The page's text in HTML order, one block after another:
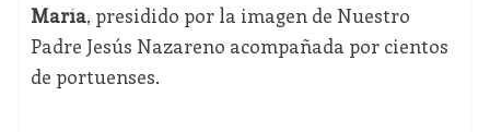
María, presidido por la imagen de Nuestro
Padre Jesús Nazareno acompañada por cientos
de portuenses.